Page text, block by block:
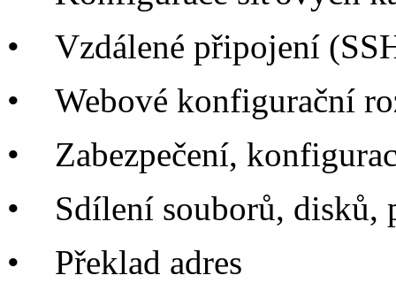
•
Vzdálené připojení
•
Webové konfigurační
•
Zabezpečení,
•
Sdílení souborů,
•
Překlad adres